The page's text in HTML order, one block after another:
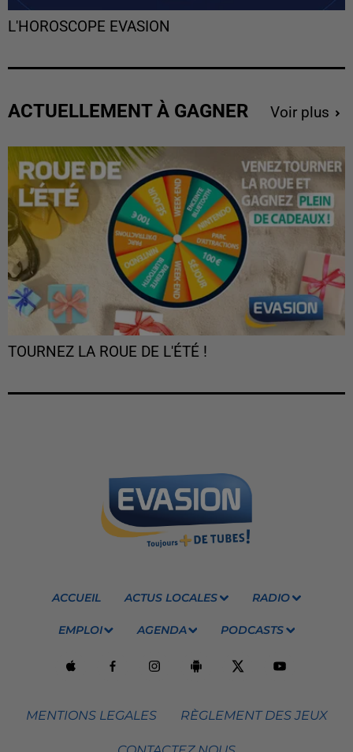
L'HOROSCOPE EVASION
ACTUELLEMENT À GAGNER Voir plus
TOURNEZ LA ROUE DE L'ÉTÉ !
ACCUEIL ACTUS LOCALES RADIO
EMPLOI AGENDA PODCASTS
MENTIONS LEGALES RÈGLEMENT DES JEUX